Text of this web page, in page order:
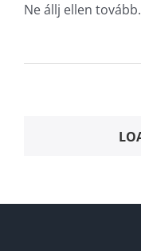
Ne állj ellen